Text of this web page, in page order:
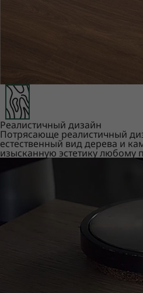
Реалистичный дизайн
Потрясающе реалистичный
естественный вид дерева и
изысканную эстетику